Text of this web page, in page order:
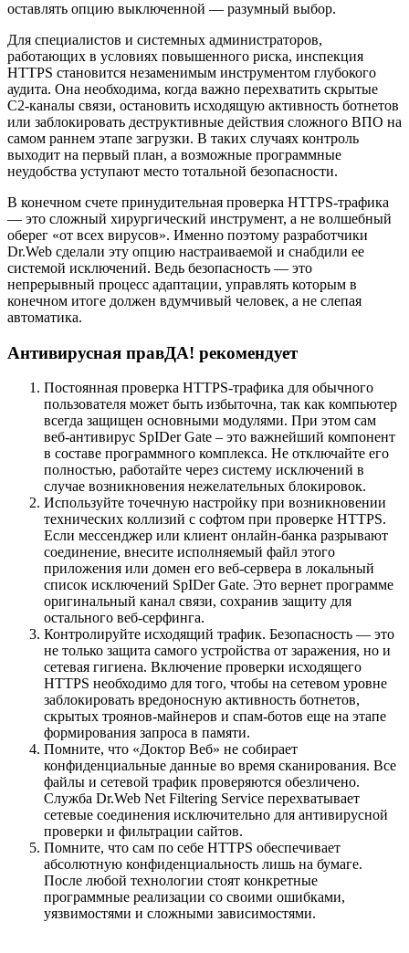
оставлять опцию выключенной — разумный выбор.
Для специалистов и системных администраторов,
работающих в условиях повышенного риска, инспекция
HTTPS становится незаменимым инструментом глубокого
аудита. Она необходима, когда важно перехватить скрытые
C2-каналы связи, остановить исходящую активность ботнетов
или заблокировать деструктивные действия сложного ВПО на
самом раннем этапе загрузки. В таких случаях контроль
выходит на первый план, а возможные программные
неудобства уступают место тотальной безопасности.
В конечном счете принудительная проверка HTTPS-трафика
— это сложный хирургический инструмент, а не волшебный
оберег «от всех вирусов». Именно поэтому разработчики
Dr.Web сделали эту опцию настраиваемой и снабдили ее
системой исключений. Ведь безопасность — это
непрерывный процесс адаптации, управлять которым в
конечном итоге должен вдумчивый человек, а не слепая
автоматика.
Антивирусная правДА! рекомендует
Постоянная проверка HTTPS-трафика для обычного
пользователя может быть избыточна, так как компьютер
всегда защищен основными модулями. При этом сам
веб-антивирус SpIDer Gate – это важнейший компонент
в составе программного комплекса. Не отключайте его
полностью, работайте через систему исключений в
случае возникновения нежелательных блокировок.
Используйте точечную настройку при возникновении
технических коллизий с софтом при проверке HTTPS.
Если мессенджер или клиент онлайн-банка разрывают
соединение, внесите исполняемый файл этого
приложения или домен его веб-сервера в локальный
список исключений SpIDer Gate. Это вернет программе
оригинальный канал связи, сохранив защиту для
остального веб-серфинга.
Контролируйте исходящий трафик. Безопасность — это
не только защита самого устройства от заражения, но и
сетевая гигиена. Включение проверки исходящего
HTTPS необходимо для того, чтобы на сетевом уровне
заблокировать вредоносную активность ботнетов,
скрытых троянов-майнеров и спам-ботов еще на этапе
формирования запроса в памяти.
Помните, что «Доктор Веб» не собирает
конфиденциальные данные во время сканирования. Все
файлы и сетевой трафик проверяются обезличено.
Служба Dr.Web Net Filtering Service перехватывает
сетевые соединения исключительно для антивирусной
проверки и фильтрации сайтов.
Помните, что сам по себе HTTPS обеспечивает
абсолютную конфиденциальность лишь на бумаге.
После любой технологии стоят конкретные
программные реализации со своими ошибками,
уязвимостями и сложными зависимостями.